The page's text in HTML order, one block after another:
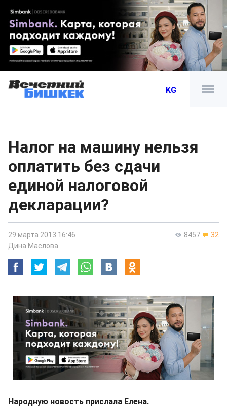
KG
Налог на машину нельзя
оплатить без сдачи
единой налоговой
декларации?
8457 32
29 марта 2013 16:46
Дина Маслова
Народную новость прислала Елена.